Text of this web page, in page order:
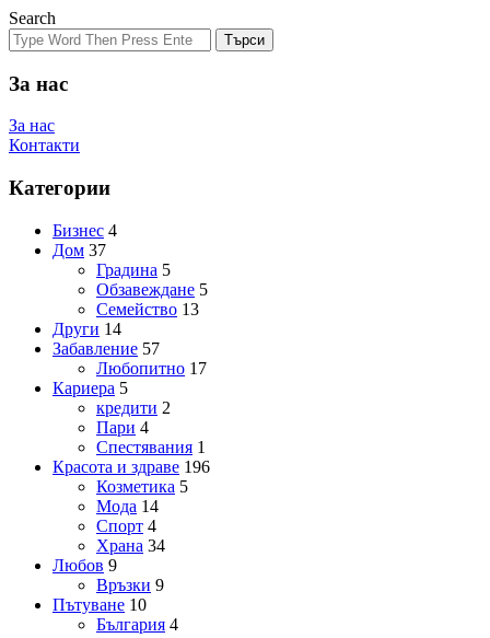
Search
Търси
За нас
За нас
Контакти
Категории
Бизнес 4
Дом 37
Градина 5
Обзавеждане 5
Семейство 13
Други 14
Забавление 57
Любопитно 17
Кариера 5
кредити 2
Пари 4
Спестявания 1
Красота и здраве 196
Козметика 5
Мода 14
Спорт 4
Храна 34
Любов 9
Връзки 9
Пътуване 10
България 4